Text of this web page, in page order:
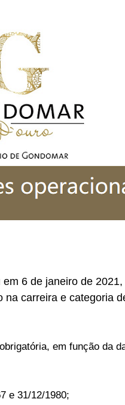
6 de janeiro de
na carreira e categoria
em função da
e 31/12/1980;